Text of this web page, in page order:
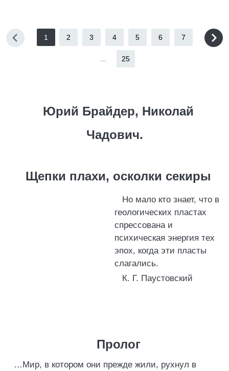
1 2 3 4 5 6 7
25
Юрий Брайдер, Николай
Чадович.
Щепки плахи, осколки секиры
Но мало кто знает, что в
геологических пластах
спрессована и
психическая энергия тех
эпох, когда эти пласты
слагались.
К. Г. Паустовский
Пролог
…Мир, в котором они прежде жили, рухнул в